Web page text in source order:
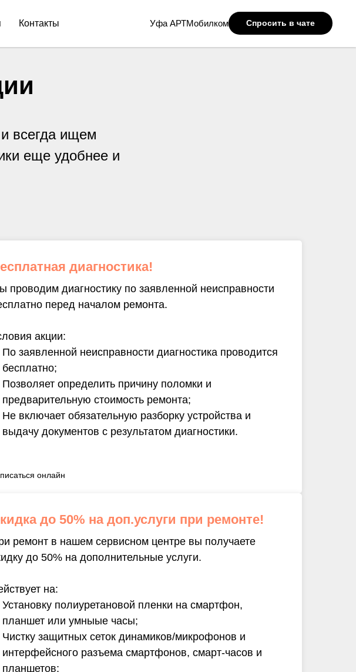
Контакты Уфа АРТМобилком Спросить в чате
всегда ищем
еще удобнее и
диагностика!
проводим диагностику по заявленной неисправности
перед началом ремонта.
акции:
По заявленной неисправности диагностика проводится
бесплатно;
Позволяет определить причину поломки и
предварительную стоимость ремонта;
Не включает обязательную разборку устройства и
выдачу документов с результатом диагностики.
онлайн
до 50% на доп.услуги при ремонте!
ремонт в нашем сервисном центре вы получаете
до 50% на дополнительные услуги.
на:
Установку полиуретановой пленки на смартфон,
планшет или умныые часы;
Чистку защитных сеток динамиков/микрофонов и
интерфейсного разъема смартфонов, смарт-часов и
планшетов;